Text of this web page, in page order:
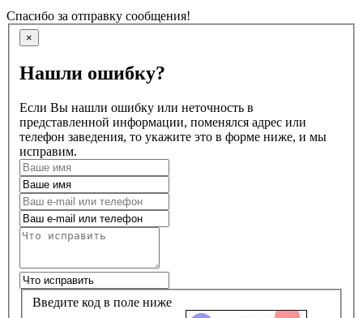
Спасибо за отправку сообщения!
×
Нашли ошибку?
Если Вы нашли ошибку или неточность в
представленной информации, поменялся адрес или
телефон заведения, то укажите это в форме ниже, и мы
исправим.
Введите код в поле ниже